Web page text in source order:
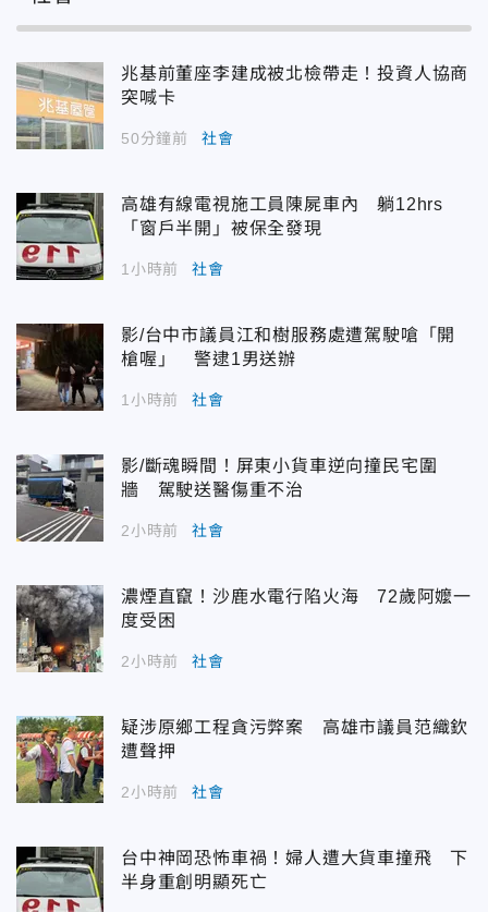
兆基前董座李建成被北檢帶走！投資人協商
突喊卡
50分鐘前 社會
高雄有線電視施工員陳屍車內 躺12hrs
「窗戶半開」被保全發現
1小時前 社會
影/台中市議員江和樹服務處遭駕駛嗆「開
槍喔」 警逮1男送辦
1小時前 社會
影/斷魂瞬間！屏東小貨車逆向撞民宅圍
牆 駕駛送醫傷重不治
2小時前 社會
濃煙直竄！沙鹿水電行陷火海 72歲阿嬤一
度受困
2小時前 社會
疑涉原鄉工程貪污弊案 高雄市議員范織欽
遭聲押
2小時前 社會
台中神岡恐怖車禍！婦人遭大貨車撞飛 下
半身重創明顯死亡